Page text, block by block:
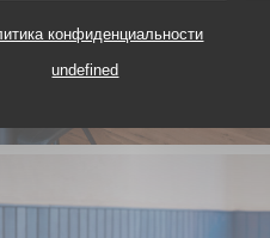
конфиденциальности
undefined